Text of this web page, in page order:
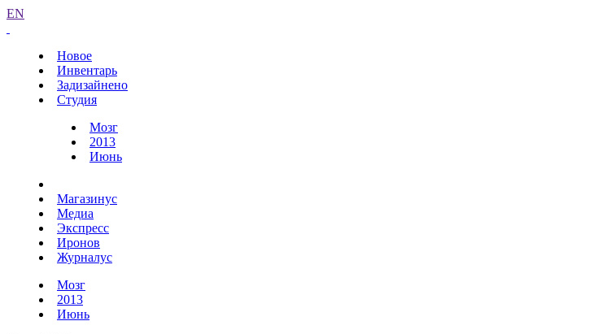
EN
Новое
Инвентарь
Задизайнено
Студия
Мозг
2013
Июнь
Магазинус
Медиа
Экспресс
Иронов
Журналус
Мозг
2013
Июнь